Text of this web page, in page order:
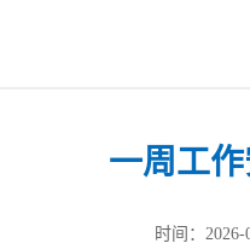
一周工作
时间：2026-